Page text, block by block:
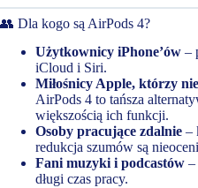
👥 Dla kogo są AirPods 4?
Użytkownicy iPhone’ów –
iCloud i Siri.
Miłośnicy Apple, którzy
AirPods 4 to tańsza
większością ich funkcji.
Osoby pracujące zdalnie –
redukcja szumów są
Fani muzyki i podcastów –
długi czas pracy.